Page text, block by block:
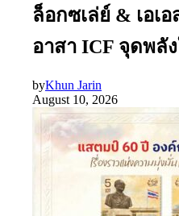
ล็อกซเล่ย์ & เอเ
อาสา ICF จุดพลั
byKhun Jarin
August 10, 2026